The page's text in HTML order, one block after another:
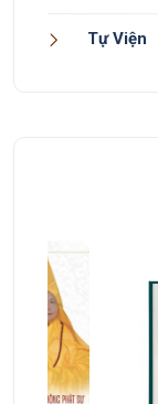
Tự Viện